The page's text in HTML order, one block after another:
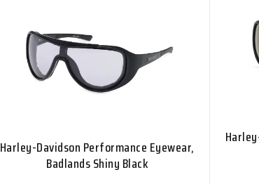
Harley-Davidson Performance Eyewear,
Badlands Shiny Black